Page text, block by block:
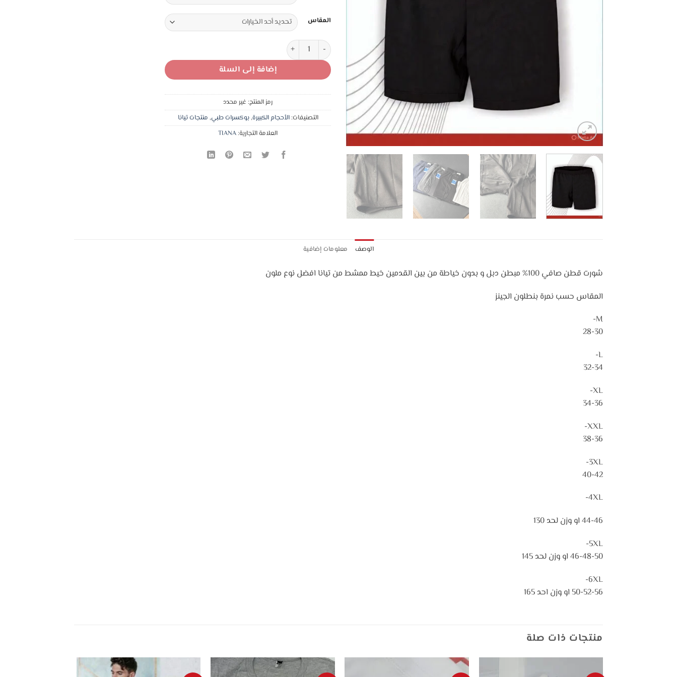
4,50 د.ا. 2,75 د.ا.
المقاس
كمية تيانا شورت مبطن دبل بدون خياطة بين الرجلين قطن صافي
إضافة إلى السلة
رمز المنتج: غير محدد
التصنيفات:الأحجام الكبيرة,بوكسرات طبي, منتجات تيانا
العلامة التجارية:TIANA
الوصف معلومات إضافية
شورت قطن صافي 100% مبطن دبل و بدون خياطة من بين القدمين خيط ممشط من تيانا افضل نوع ملون
المقاس حسب نمرة بنطلون الجينز
M-
28-30
L-
32-34
XL-
34-36
XXL-
38-36
3XL-
40-42
4XL-
44-46 او وزن لحد 130
5XL-
46-48-50 او وزن لحد 145
6XL-
50-52-56 او وزن احد 165
منتجات ذات صلة